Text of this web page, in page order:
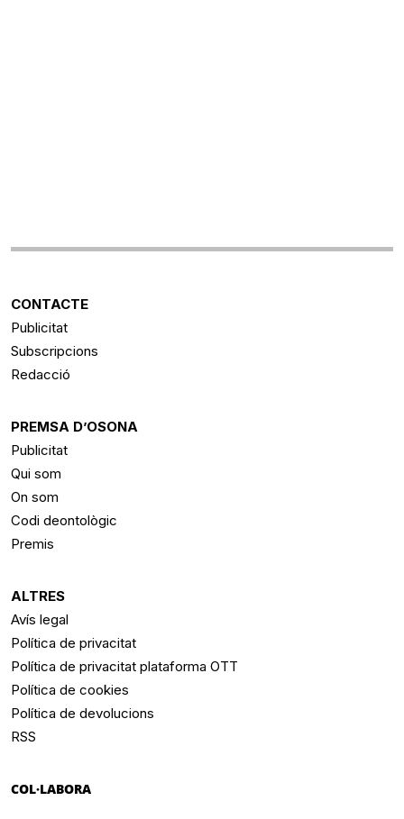
CONTACTE
Publicitat
Subscripcions
Redacció
PREMSA D’OSONA
Publicitat
Qui som
On som
Codi deontològic
Premis
ALTRES
Avís legal
Política de privacitat
Política de privacitat plataforma OTT
Política de cookies
Política de devolucions
RSS
COL·LABORA